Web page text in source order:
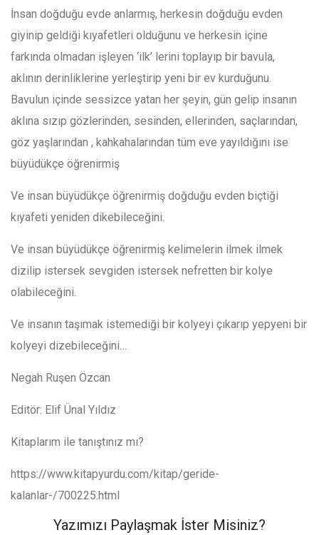
İnsan doğduğu evde anlarmış, herkesin doğduğu evden
giyinip geldiği kıyafetleri olduğunu ve herkesin içine
farkında olmadan işleyen ‘ilk’ lerini toplayıp bir bavula,
aklının derinliklerine yerleştirip yeni bir ev kurduğunu.
Bavulun içinde sessizce yatan her şeyin, gün gelip insanın
aklına sızıp gözlerinden, sesinden, ellerinden, saçlarından,
göz yaşlarından , kahkahalarından tüm eve yayıldığını ise
büyüdükçe öğrenirmiş
Ve insan büyüdükçe öğrenirmiş doğduğu evden biçtiği
kıyafeti yeniden dikebileceğini.
Ve insan büyüdükçe öğrenirmiş kelimelerin ilmek ilmek
dizilip istersek sevgiden istersek nefretten bir kolye
olabileceğini.
Ve insanın taşımak istemediği bir kolyeyi çıkarıp yepyeni bir
kolyeyi dizebileceğini…
Negah Ruşen Özcan
Editör: Elif Ünal Yıldız
Kitaplarım ile tanıştınız mı?
https://www.kitapyurdu.com/kitap/geride-
kalanlar-/700225.html
Yazımızı Paylaşmak İster Misiniz?